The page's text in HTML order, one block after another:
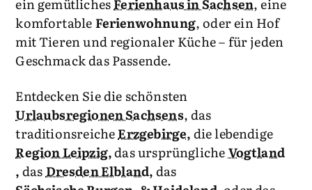
komfortable Ferienwohnung, oder ein Hof
mit Tieren und regionaler Küche – für jeden
Geschmack das Passende.
Entdecken Sie die schönsten
Urlaubsregionen Sachsens, das
traditionsreicheErzgebirge,die lebendige
Region Leipzig,das ursprünglicheVogtland
,das Dresden Elbland,das